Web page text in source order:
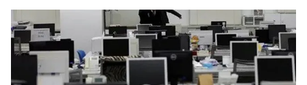
Chất lượng cuộc sống
Học trực tuyến
Công nghệ
Hitech Công nghệ tương lai
Sản phẩm
Giao lưu trực tuyến